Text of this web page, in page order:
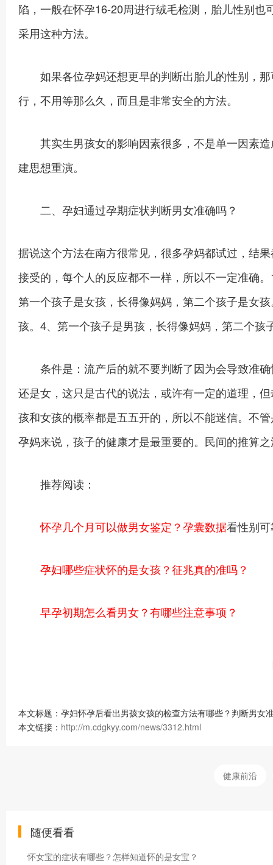
陷，一般在怀孕16-20周进行绒毛检测，胎儿性别
采用这种方法。
如果各位孕妈还想更早的判断出胎儿的性别，那
行，不用等那么久，而且是非常安全的方法。
其实生男孩女的影响因素很多，不是单一因素造
建思想重演。
二、孕妇通过孕期症状判断男女准确吗？
据说这个方法在南方很常见，很多孕妈都试过，结
接受的，每个人的反应都不一样，所以不一定准确
第一个孩子是女孩，长得像妈妈，第二个孩子是女
孩。4、第一个孩子是男孩，长得像妈妈，第二个孩
条件是：流产后的就不要判断了因为会导致准确
还是女，这只是古代的说法，或许有一定的道理，
孩和女孩的概率都是五五开的，所以不能迷信。不
孕妈来说，孩子的健康才是最重要的。民间的推算
推荐阅读：
怀孕几个月可以做男女鉴定？孕囊数据看性别
孕妇哪些症状怀的是女孩？征兆真的准吗？
早孕初期怎么看男女？有哪些注意事项？
本文标题：孕妇怀孕后看出男孩女孩的检查方法有哪些？判断男女
本文链接： http://m.cdgkyy.com/news/3312.html
健康前沿
随便看看
怀女宝的症状有哪些？怎样知道怀的是女宝？